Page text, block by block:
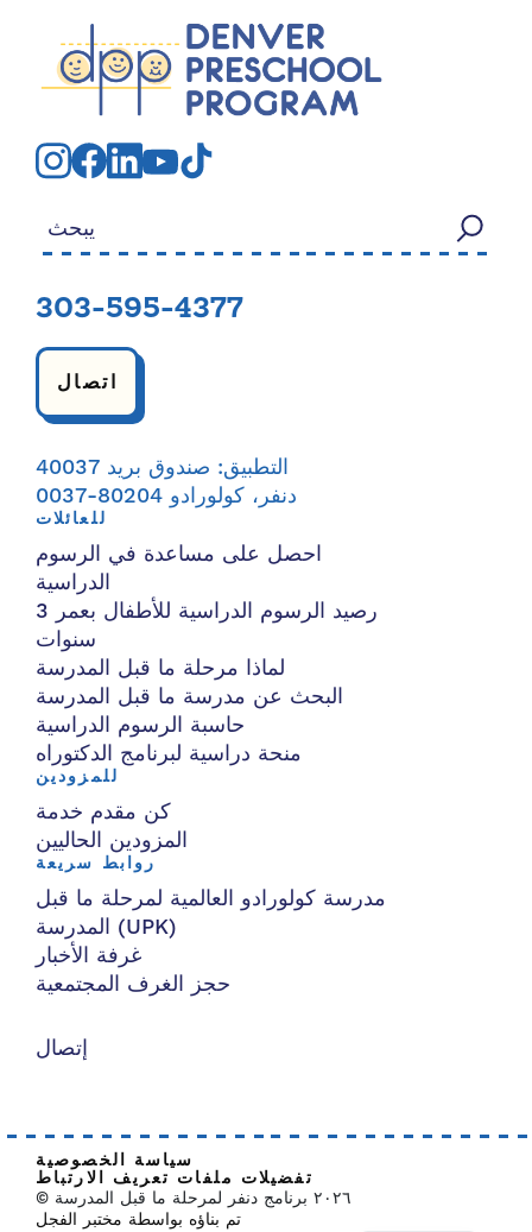
303-595-4377
اتصال
التطبيق: صندوق بريد 40037
دنفر، كولورادو 80204-0037
للعائلات
احصل على مساعدة في الرسوم
الدراسية
رصيد الرسوم الدراسية للأطفال بعمر 3
سنوات
لماذا مرحلة ما قبل المدرسة
البحث عن مدرسة ما قبل المدرسة
حاسبة الرسوم الدراسية
منحة دراسية لبرنامج الدكتوراه
للمزودين
كن مقدم خدمة
المزودين الحاليين
روابط سريعة
مدرسة كولورادو العالمية لمرحلة ما قبل
المدرسة (UPK)
غرفة الأخبار
حجز الغرف المجتمعية
إتصال
سياسة الخصوصية
تفضيلات ملفات تعريف الارتباط
© ٢٠٢٦ برنامج دنفر لمرحلة ما قبل المدرسة
تم بناؤه بواسطة مختبر الفجل